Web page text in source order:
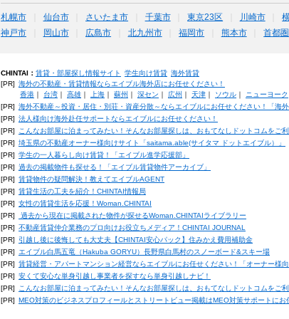
札幌市 仙台市 さいたま市 千葉市 東京23区 川崎市
神戸市
岡山市 広島市 北九州市 福岡市 熊本市 首都圏
CHINTAI： 賃貸・部屋探し情報サイト 学生向け賃貸 海外賃貸
[PR] 海外の不動産・賃貸情報ならエイブル海外店にお任せください！
香港｜ 台湾｜ 高雄｜ 上海｜ 蘇州 深セン 広州 天津｜ ソウル｜ ニューヨーク
[PR] 海外不動産～投資・居住・別荘・資産分散～ならエイブルにお任せください！「海外
[PR] 法人様向け海外赴任サポートならエイブルにお任せください！
[PR]
こんなお部屋に泊まってみたい！そんなお部屋探しは、おもてなしドットコムをご利
[PR] 埼玉県の不動産オーナー様向けサイト「saitama.able(サイタマ ドットエイブル）」
[PR] 学生の一人暮らし向け賃貸！「エイブル進学応援部」
[PR] 過去の掲載物件も探せる！「エイブル賃貸物件アーカイブ」
[PR] 賃貸物件の疑問解決！教えてエイブルAGENT
[PR] 賃貸生活の工夫を紹介！CHINTAI情報局
[PR] 女性の賃貸生活を応援！Woman.CHINTAI
[PR]
過去から現在に掲載された物件が探せるWoman.CHINTAIライブラリー
[PR] 不動産賃貸仲介業務のプロ向けお役立ちメディア！CHINTAI JOURNAL
[PR]
引越し後に後悔しても大丈夫【CHINTAI安心パック】住みかえ費用補助金
[PR] エイブル白馬五竜（Hakuba GORYU）長野県白馬村のスノーボード&スキー場
[PR] 賃貸経営・アパートマンション経営ならエイブルにお任せください！「オーナー様向
[PR] 安くて安心な単身引越し事業者を探すなら単身引越しナビ！
[PR]
こんなお部屋に泊まってみたい！そんなお部屋探しは、おもてなしドットコムをご利
[PR] MEO対策のビジネスプロフィールとストリートビュー掲載はMEO対策サポートにお